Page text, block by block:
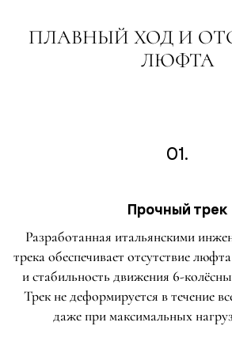
ПЛАВНЫЙ ХОД И
ЛЮФТА
01.
Прочный трек
Разработанная итальянскими
трека обеспечивает отсутствие
и стабильность движения 6-
Трек не деформируется в течение
даже при максимальных